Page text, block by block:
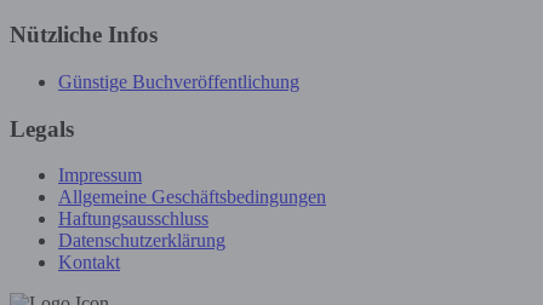
Nützliche Infos
Günstige Buchveröffentlichung
Legals
Impressum
Allgemeine Geschäftsbedingungen
Haftungsausschluss
Datenschutzerklärung
Kontakt